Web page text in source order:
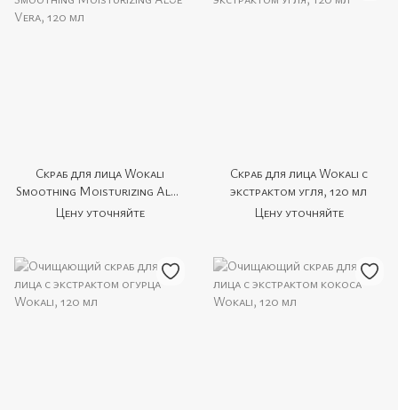
Скраб для лица Wokali
Smoothing Moisturizing Aloe
Vera, 120 мл
Цену уточняйте
Скраб для лица Wokali с
экстрактом угля, 120 мл
Цену уточняйте